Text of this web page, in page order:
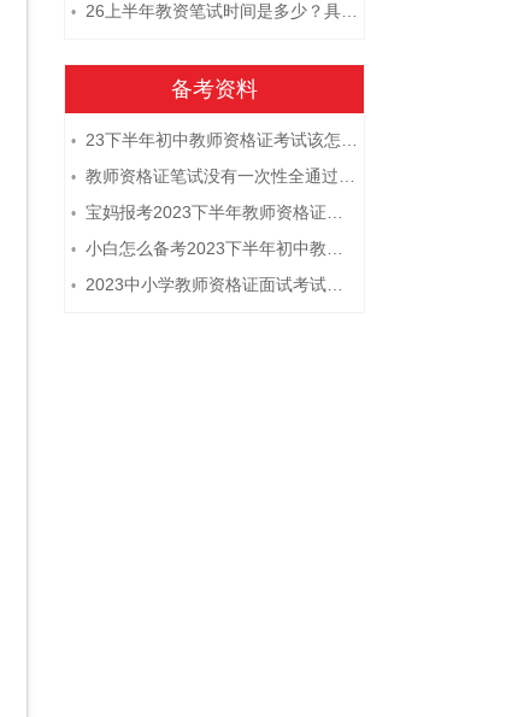
• 26上半年教资笔试时间是多少？具体安排表一览
备考资料
• 23下半年初中教师资格证考试该怎么复习？
• 教师资格证笔试没有一次性全通过下次需要重新报考吗？
• 宝妈报考2023下半年教师资格证需要报班备考吗？
• 小白怎么备考2023下半年初中教师资格证笔试？
• 2023中小学教师资格证面试考试注意事项